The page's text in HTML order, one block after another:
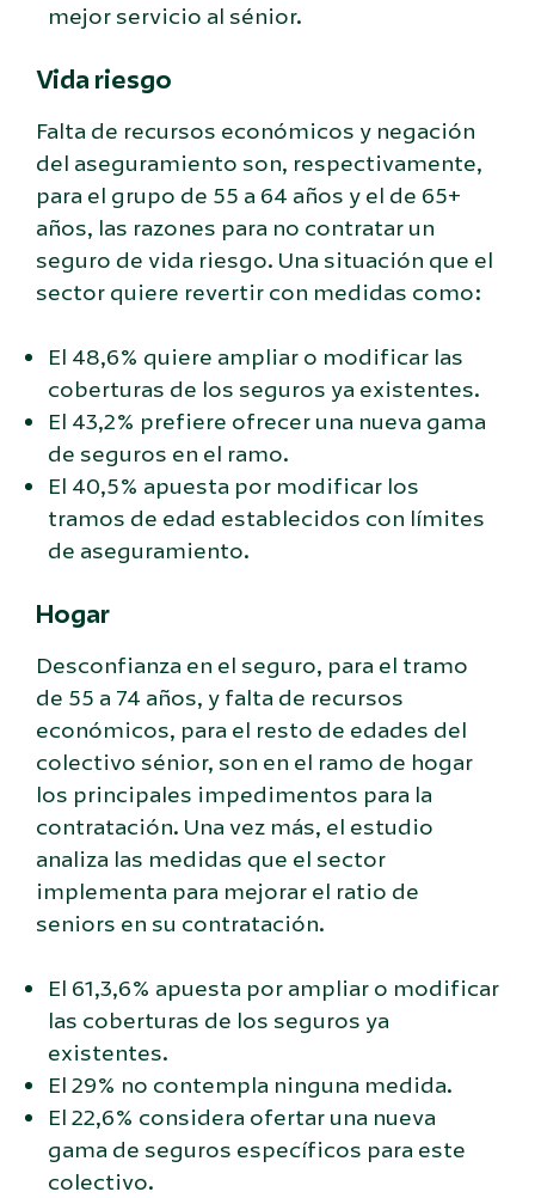
mejor servicio al sénior.
Vida riesgo
Falta de recursos económicos y negación
del aseguramiento son, respectivamente,
para el grupo de 55 a 64 años y el de 65+
años, las razones para no contratar un
seguro de vida riesgo. Una situación que el
sector quiere revertir con medidas como:
El 48,6% quiere ampliar o modificar las
coberturas de los seguros ya existentes.
El 43,2% prefiere ofrecer una nueva gama
de seguros en el ramo.
El 40,5% apuesta por modificar los
tramos de edad establecidos con límites
de aseguramiento.
Hogar
Desconfianza en el seguro, para el tramo
de 55 a 74 años, y falta de recursos
económicos, para el resto de edades del
colectivo sénior, son en el ramo de hogar
los principales impedimentos para la
contratación. Una vez más, el estudio
analiza las medidas que el sector
implementa para mejorar el ratio de
seniors en su contratación.
El 61,3,6% apuesta por ampliar o modificar
las coberturas de los seguros ya
existentes.
El 29% no contempla ninguna medida.
El 22,6% considera ofertar una nueva
gama de seguros específicos para este
colectivo.